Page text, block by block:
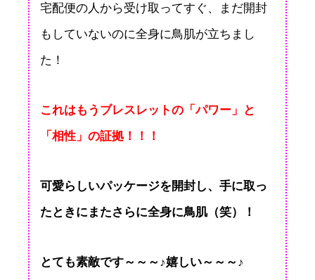
宅配便の人から受け取ってすぐ、まだ開封
もしていないのに全身に鳥肌が立ちまし
た！
これはもうブレスレットの「パワー」と
「相性」の証拠！！！
可愛らしいパッケージを開封し、手に取っ
たときにまたさらに全身に鳥肌（笑）！
とても素敵です～～～♪嬉しい～～～♪